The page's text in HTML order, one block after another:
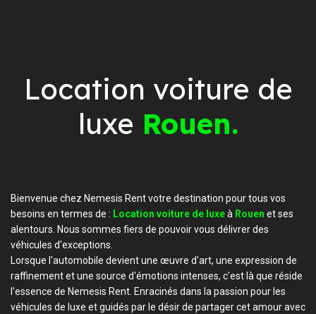
Location voiture de
luxe Rouen.
Bienvenue chez Nemesis Rent votre destination pour tous vos
besoins en termes de : Location voiture de luxeà Rouen et ses
alentours. Nous sommes fiers de pouvoir vous délivrer des
véhicules d'exceptions.
Lorsque l'automobile devient une œuvre d'art, une expression de
raffinement et une source d'émotions intenses, c'est là que réside
l'essence de Nemesis Rent. Enracinés dans la passion pour les
véhicules de luxe et guidés par le désir de partager cet amour avec